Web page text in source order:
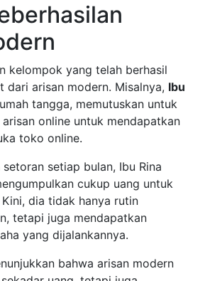
kelompok yang telah berhasil
dari arisan modern. Misalnya, Ibu
tangga, memutuskan untuk
online untuk mendapatkan
toko online.
setiap bulan, Ibu Rina
cukup uang untuk
dia tidak hanya rutin
tetapi juga mendapatkan
yang dijalankannya.
bahwa arisan modern